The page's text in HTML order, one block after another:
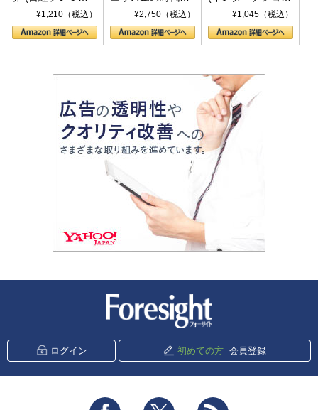
シリーズ)¥1,210（税込）
〈ヤヌス〉の二つ
の顔
¥2,750（税込）
ル新書)¥1,045（税込）
ログイン 初めての方 会員登録
Facebook Twitter